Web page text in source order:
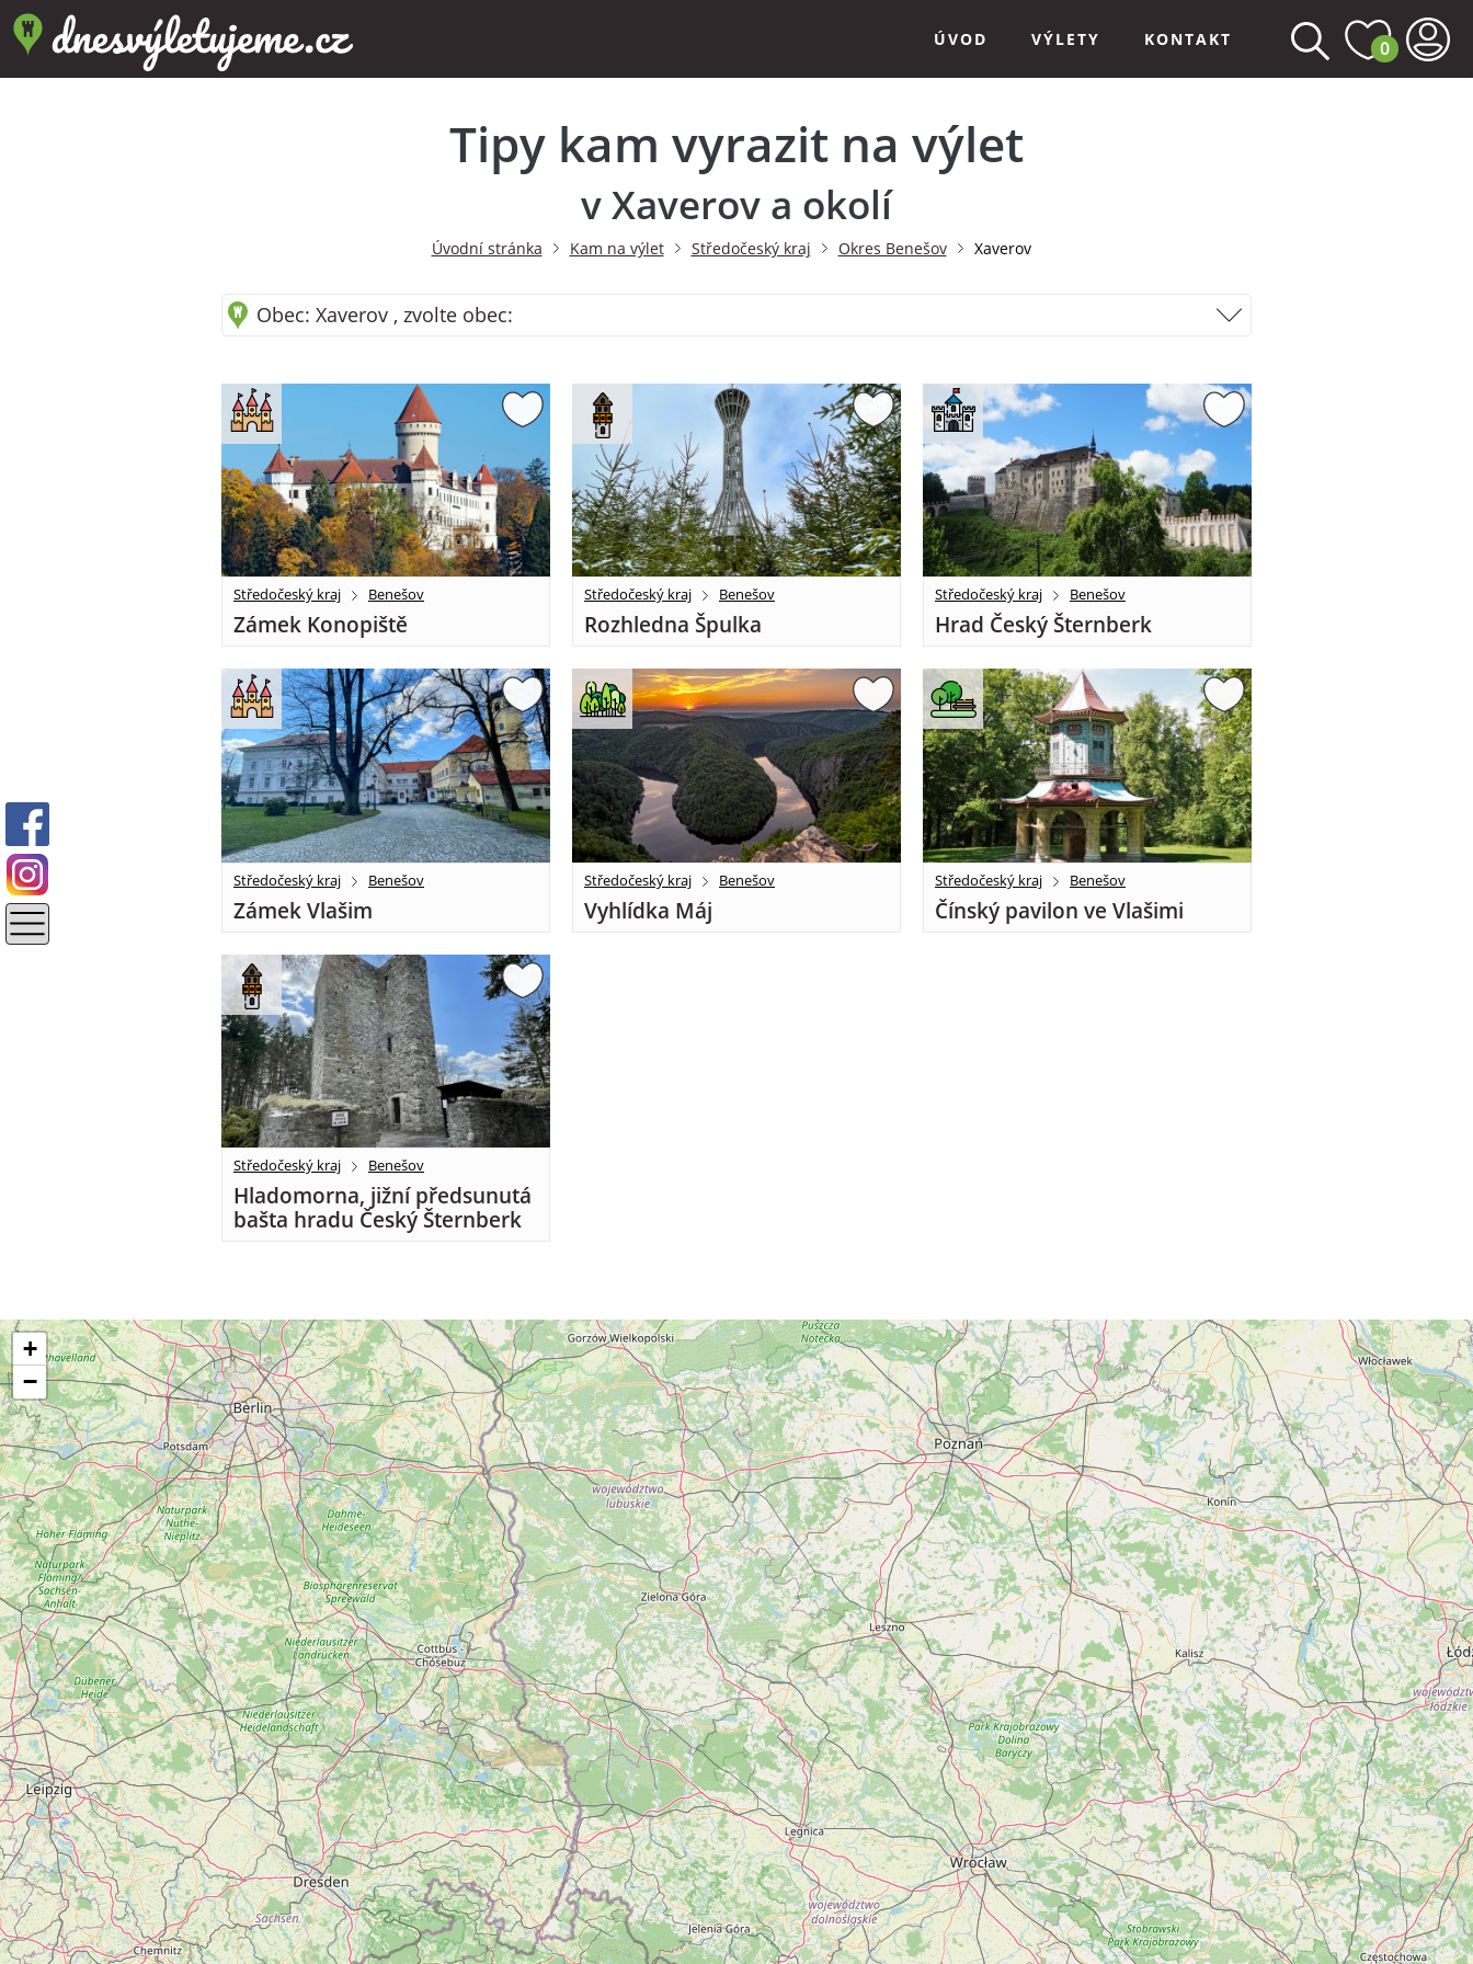
ÚVOD VÝLETY KONTAKT 0
Tipy kam vyrazit na výlet
v Xaverov a okolí
Úvodní stránka Kam na výlet Středočeský kraj Okres Benešov Xaverov
Obec: Xaverov , zvolte obec:
Středočeský kraj Benešov
Zámek Konopiště
Středočeský kraj Benešov
Rozhledna Špulka
Středočeský kraj Benešov
Hrad Český Šternberk
Středočeský kraj Benešov
Zámek Vlašim
Středočeský kraj Benešov
Vyhlídka Máj
Středočeský kraj Benešov
Čínský pavilon ve Vlašimi
Středočeský kraj Benešov
Hladomorna, jižní předsunutá
bašta hradu Český Šternberk
+
−